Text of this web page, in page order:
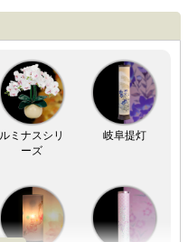
ルミナスシリ
ーズ
岐阜提灯